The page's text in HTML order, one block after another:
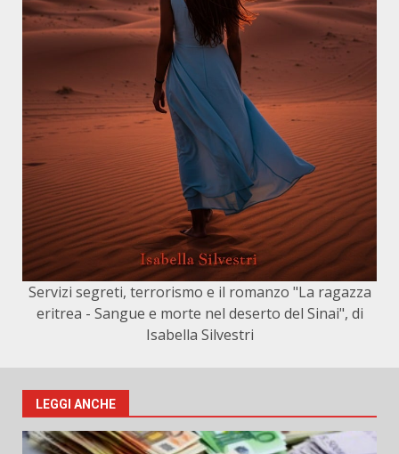
Servizi segreti, terrorismo e il romanzo "La ragazza
eritrea - Sangue e morte nel deserto del Sinai", di
Isabella Silvestri
LEGGI ANCHE